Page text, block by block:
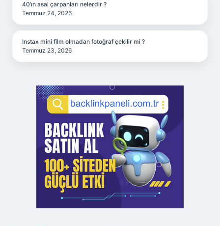
40’ın asal çarpanları nelerdir ?
Temmuz 24, 2026
Instax mini film olmadan fotoğraf çekilir mi ?
Temmuz 23, 2026